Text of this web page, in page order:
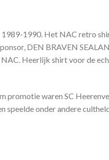
1990. Het NAC retro
DEN BRAVEN
Heerlijk shirt voor de
waren SC
speelde onder andere